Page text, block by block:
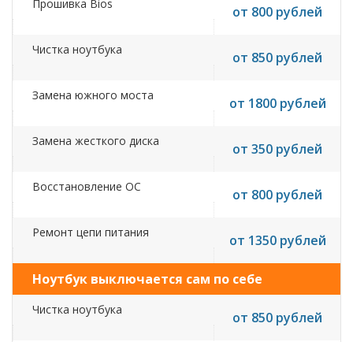
Прошивка Bios от 800 рублей
Чистка ноутбука от 850 рублей
Замена южного моста от 1800 рублей
Замена жесткого диска от 350 рублей
Восстановление ОС от 800 рублей
Ремонт цепи питания от 1350 рублей
Ноутбук выключается сам по себе
Чистка ноутбука от 850 рублей